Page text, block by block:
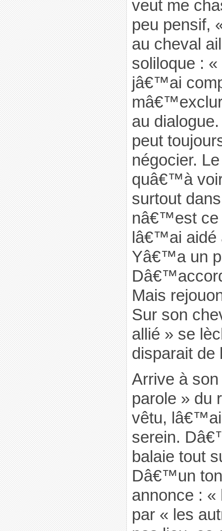
veut me
peu pensif,
au cheval
soliloque :
jâ€™ai
au
peut
négocier.
quâ€™à
surtout
nâ€™est ce
lâ€™ai aidé
Yâ€™a un
Mais
Sur son
allié » se
disparait de
Arrive à
parole » du
vêtu,
serein.
balaie tout
Dâ€™un
annonce : «
par « les